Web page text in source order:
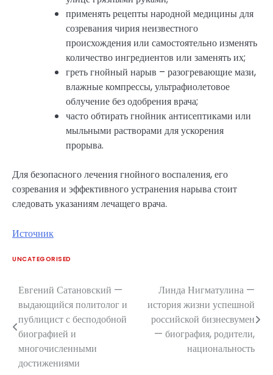
применять рецепты народной медицины для
созревания чирия неизвестного
происхождения или самостоятельно изменять
количество ингредиентов или заменять их;
греть гнойный нарыв – разогревающие мази,
влажные компрессы, ультрафиолетовое
облучение без одобрения врача;
часто обтирать гнойник антисептиками или
мыльными растворами для ускорения
прорыва.
Для безопасного лечения гнойного воспаления, его
созревания и эффективного устранения нарыва стоит
следовать указаниям лечащего врача.
Источник
UNCATEGORISED
Навигация
по
записям
Евгений Сатановский —
выдающийся политолог и
публицист с бесподобной
биографией и
многочисленными
достижениями
Линда Нигматулина —
история жизни успешной
российской бизнесвумен
— биография, родители,
национальность